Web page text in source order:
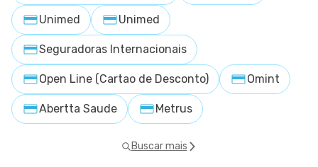
Unimed Unimed
Seguradoras Internacionais
Open Line (Cartao de Desconto) Omint
Abertta Saude Metrus
Buscar mais